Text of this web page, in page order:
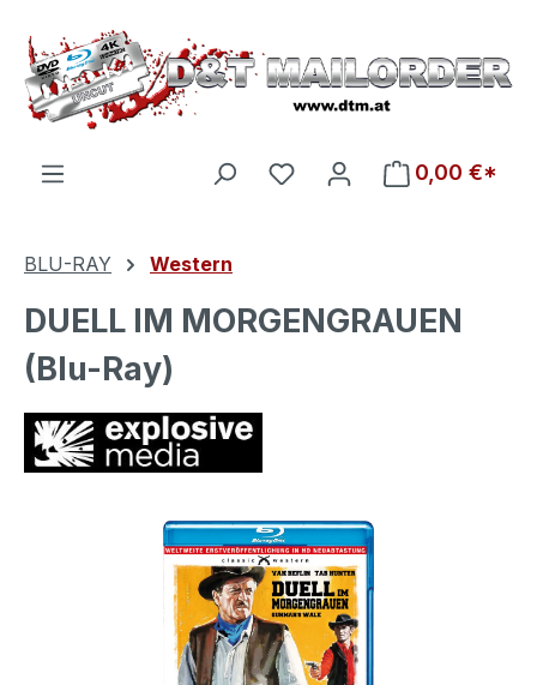
Zum Hauptinhalt springen
Du hast 0 Produkte auf
0,00 €*
BLU-RAY Western
DUELL IM MORGENGRAUEN
(Blu-Ray)
Bildergalerie überspringen